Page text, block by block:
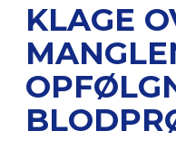
KLAGE